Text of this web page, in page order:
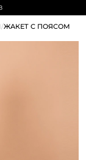
/ЖАКЕТ С ПОЯСОМ